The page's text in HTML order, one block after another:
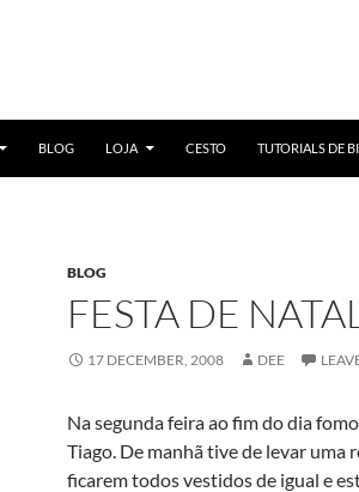
BLOG LOJA CESTO TUTORIALS DE
BLOG
FESTA DE
17 DECEMBER, 2008 DEE
Na segunda feira ao fim do dia
Tiago. De manhã tive de levar uma
ficarem todos vestidos de igual e